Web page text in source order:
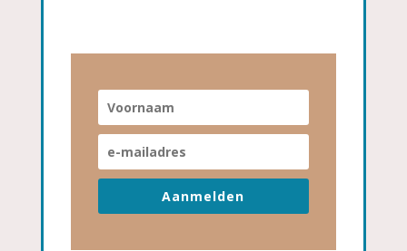
Aanmelden